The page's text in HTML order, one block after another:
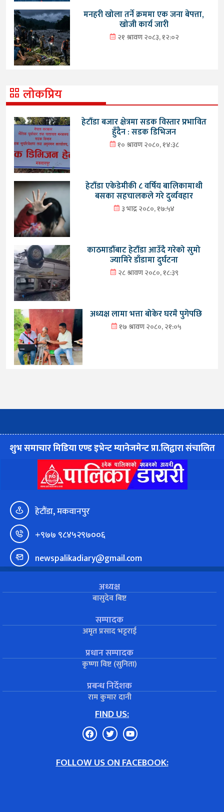
मनहरी खोला तर्ने क्रममा एक जना बेपत्ता,
खोजी कार्य जारी
२१ श्रावण २०८३, १२:०२
लोकप्रिय
हेटौंडा बजार क्षेत्रमा सडक विस्तार प्रभावित
हुँदैन : सडक डिभिजन
१० श्रावण २०८०, १४:३८
हेटौंडा एकेडेमीकी ८ वर्षिय बालिकामाथी
बसका सहचालकले गरे दुर्व्यवहार
३ भाद्र २०८०, १७:५४
काठमाडौंबाट हेटौंडा आउँदै गरेको सुमो
ज्यामिरे डाँडामा दुर्घटना
२८ श्रावण २०८०, १८:३९
अध्यक्ष लामा भत्ता बोकेर घरमै पुगेपछि
१७ श्रावण २०८०, २१:०५
शुभ समाचार मिडिया एण्ड इभेन्ट म्यानेजमेन्ट प्रा.लिद्वारा संचालित
हेटौंडा, मकवानपुर
+९७७ ९८४५२९७००६
newspalikadiary@gmail.com
अध्यक्ष
बासुदेव बिष्ट
सम्पादक
अमृत प्रसाद भट्टराई
प्रधान सम्पादक
कृष्णा विष्ट (सुनिता)
प्रबन्ध निर्देशक
राम कुमार दानी
FIND US:
FOLLOW US ON FACEBOOK: